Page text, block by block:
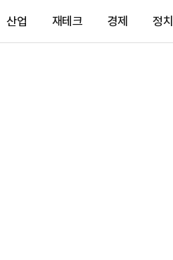
산업 재테크 경제 정치